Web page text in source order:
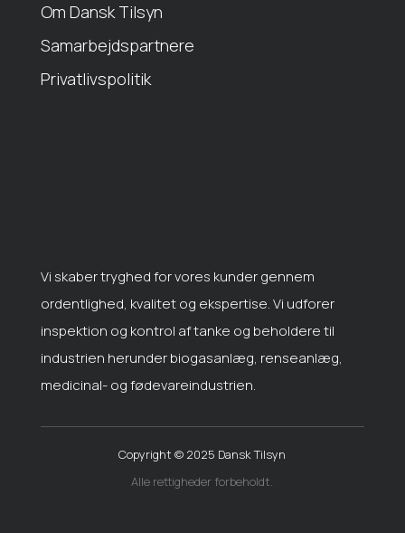
Om Dansk Tilsyn
Samarbejdspartnere
Privatlivspolitik
Vi skaber tryghed for vores kunder gennem
ordentlighed, kvalitet og ekspertise. Vi udforer
inspektion og kontrol af tanke og beholdere til
industrien herunder biogasanlæg, renseanlæg,
medicinal- og fødevareindustrien.
Copyright © 2025 Dansk Tilsyn
Alle rettigheder forbeholdt.